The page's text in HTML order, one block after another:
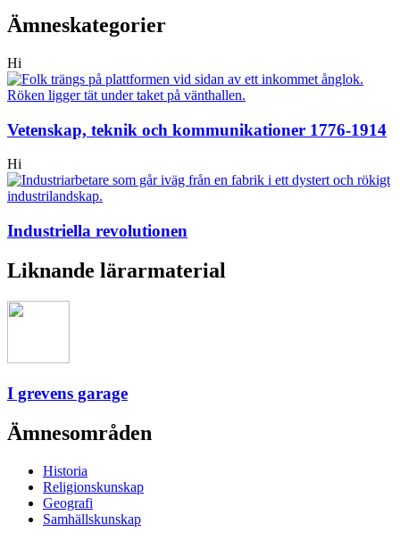
Ämneskategorier
Hi
Vetenskap, teknik och kommunikationer 1776-1914
Hi
Industriella revolutionen
Liknande lärarmaterial
I grevens garage
Ämnesområden
Historia
Religionskunskap
Geografi
Samhällskunskap